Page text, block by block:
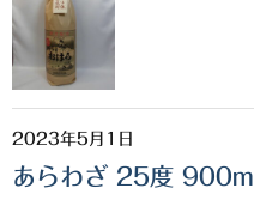
軸屋酒造
吉永酒造場
田村合名
薩摩酒造
2023年5月1日
あらわざ 25度 900ml